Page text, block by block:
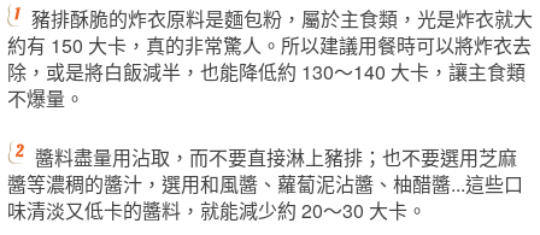
豬排酥脆的炸衣原料是麵包粉，屬於主食類，光是炸衣就大
約有 150 大卡，真的非常驚人。所以建議用餐時可以將炸衣去
除，或是將白飯減半，也能降低約 130～140 大卡，讓主食類
不爆量。
醬料盡量用沾取，而不要直接淋上豬排；也不要選用芝麻
醬等濃稠的醬汁，選用和風醬、蘿蔔泥沾醬、柚醋醬...這些口
味清淡又低卡的醬料，就能減少約 20～30 大卡。